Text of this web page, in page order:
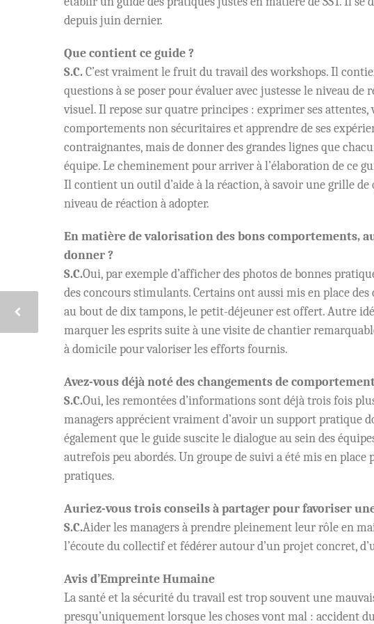
depuis juin dernier.
Que contient ce guide ?
S.C.C’est vraiment le fruit du travail des workshops. Il
questions à se poser pour évaluer avec justesse le niveau
visuel. Il repose sur quatre principes : exprimer ses
comportements non sécuritaires et apprendre de ses
contraignantes, mais de donner des grandes lignes que
équipe. Le cheminement pour arriver à l’élaboration de ce
Il contient un outil d’aide à la réaction, à savoir une grille de
niveau de réaction à adopter.
En matière de valorisation des bons comportements,
donner ?
S.C.Oui, par exemple d’afficher des photos de bonnes
des concours stimulants. Certains ont aussi mis en place
au bout de dix tampons, le petit-déjeuner est offert. Autre
marquer les esprits suite à une visite de chantier
à domicile pour valoriser les efforts fournis.
Avez-vous déjà noté des changements de
S.C.Oui, les remontées d’informations sont déjà trois fois
managers apprécient vraiment d’avoir un support pratique
également que le guide suscite le dialogue au sein des
autrefois peu abordés. Un groupe de suivi a été mis en
pratiques.
Auriez-vous trois conseils à partager pour favoriser
S.C.Aider les managers à prendre pleinement leur rôle en
l’écoute du collectif et fédérer autour d’un projet concret,
Avis d’Empreinte Humaine
La santé et la sécurité du travail est trop souvent une
presqu’uniquement lorsque les choses vont mal : accident